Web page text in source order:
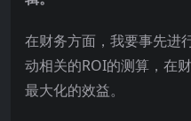
在财务方面，我要事先进
动相关的ROI的测算，在
最大化的效益。